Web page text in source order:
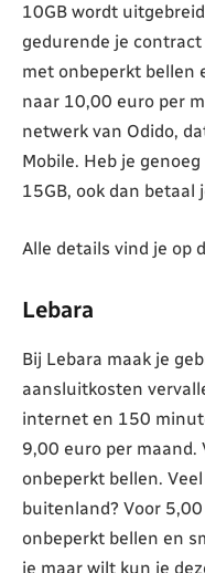
10GB wordt
gedurende je
met onbeperkt bellen
naar 10,00 euro per
netwerk van Odido,
Mobile. Heb je
15GB, ook dan
Alle details vind je op
Lebara
Bij Lebara maak je
aansluitkosten
internet en 150
9,00 euro per maand.
onbeperkt bellen.
buitenland? Voor
onbeperkt bellen en
je maar wilt kun je